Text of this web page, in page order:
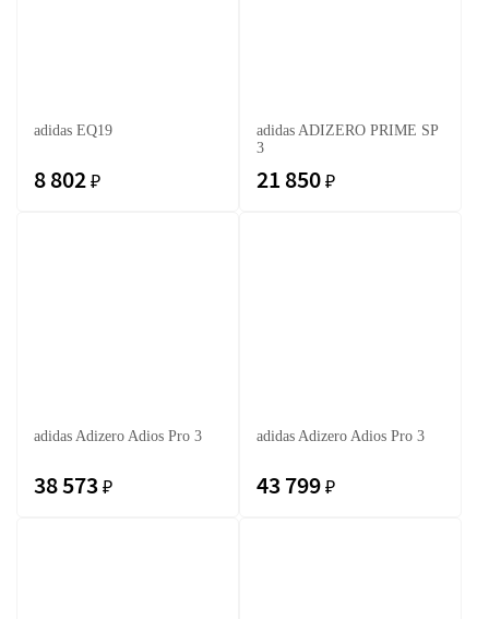
adidas EQ19
8 802 ₽
adidas ADIZERO PRIME SP
3
21 850 ₽
adidas Adizero Adios Pro 3
38 573 ₽
adidas Adizero Adios Pro 3
43 799 ₽